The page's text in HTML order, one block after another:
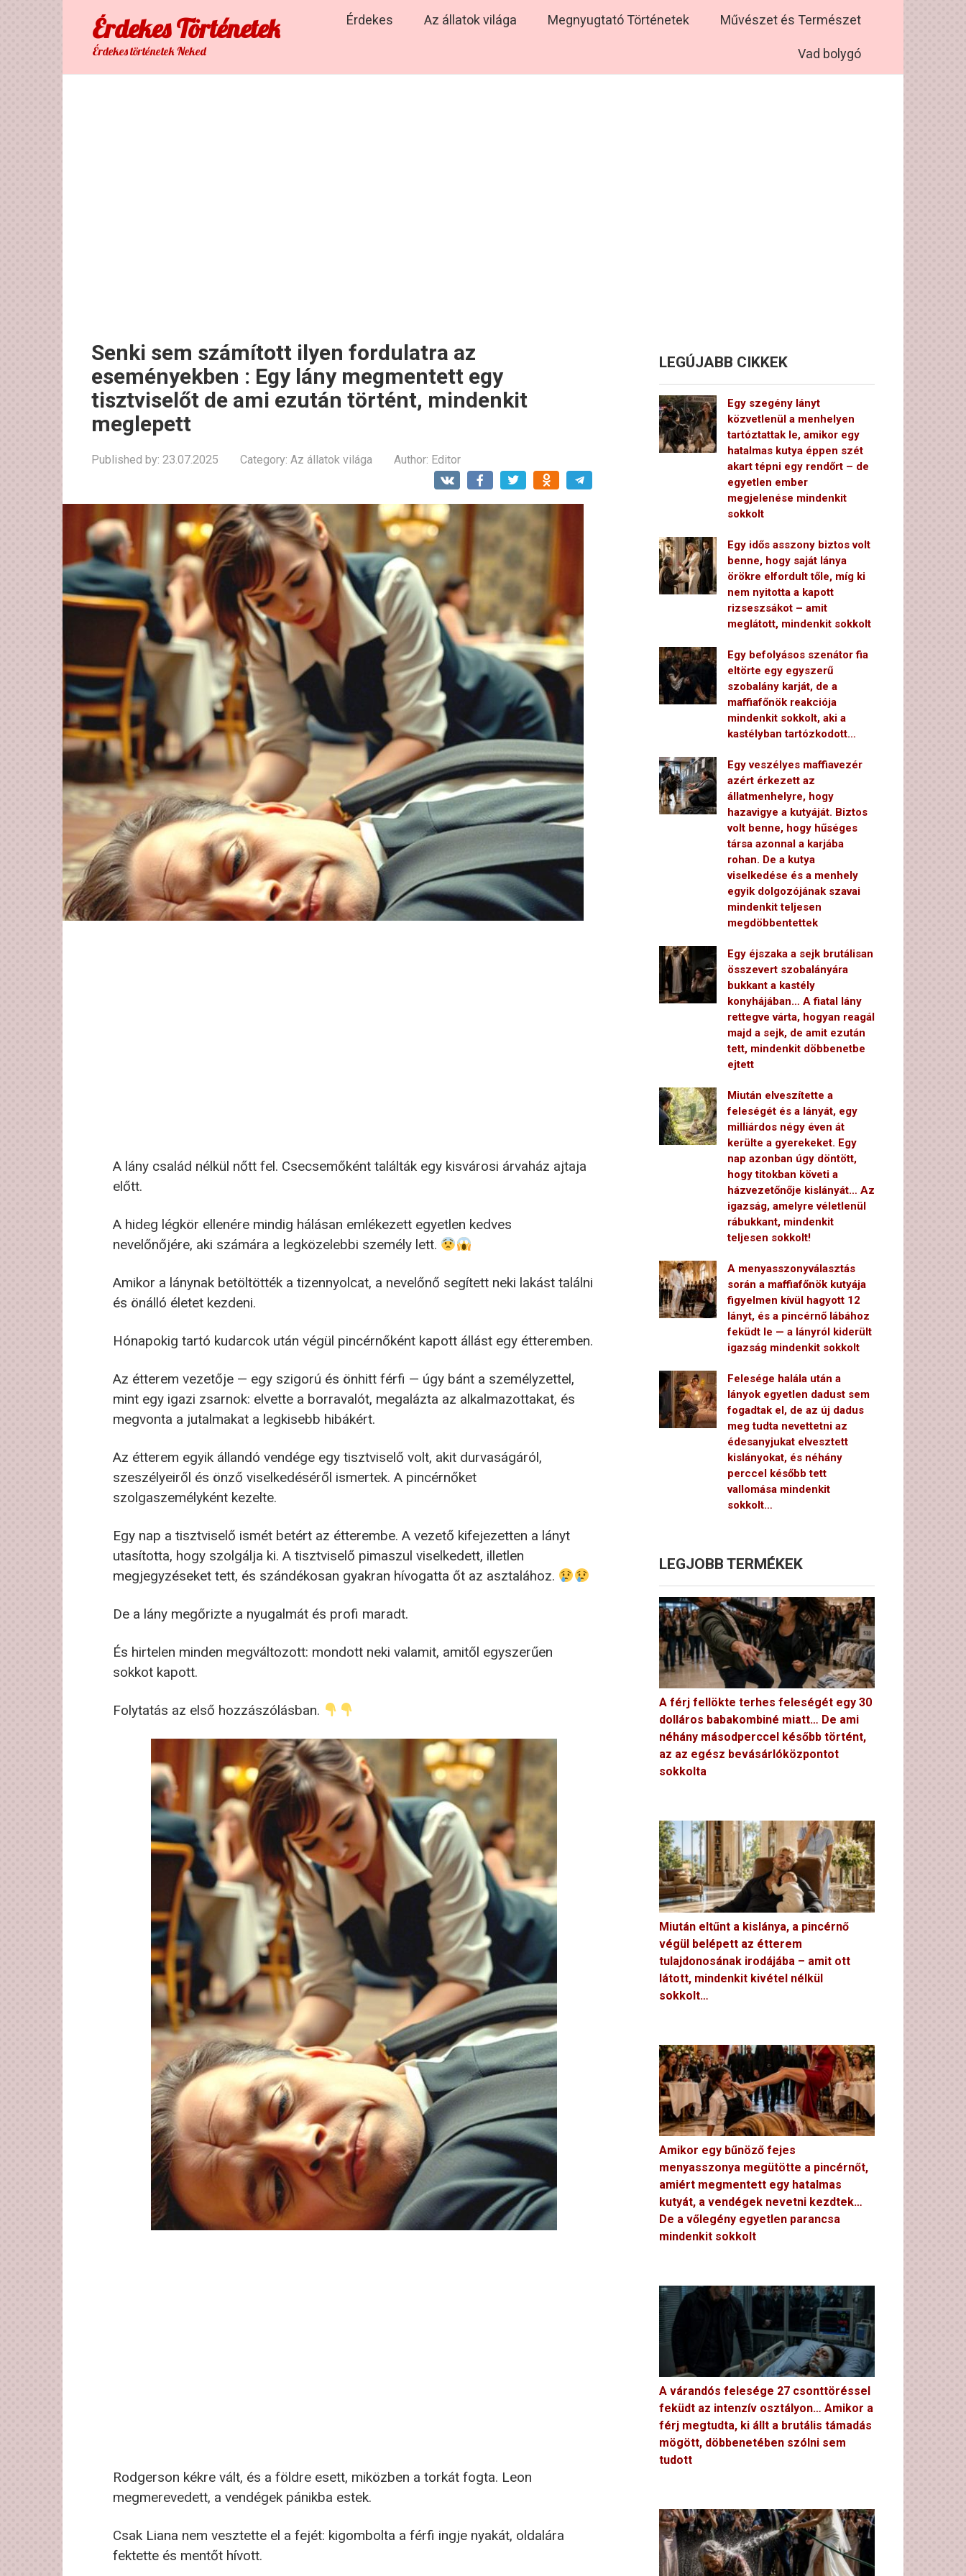
Érdekes Тörténetek
Érdekes történetek Neked
Érdekes Az állatok világa Megnyugtató Történetek Művészet és Természet
Vad bolygó
Senki sem számított ilyen fordulatra az
eseményekben : Egy lány megmentett egy
tisztviselőt de ami ezután történt, mindenkit
meglepett
Published by: 23.07.2025 Category: Az állatok világa Author: Editor
A lány család nélkül nőtt fel. Csecsemőként találták egy kisvárosi árvaház ajtaja
előtt.
A hideg légkör ellenére mindig hálásan emlékezett egyetlen kedves
nevelőnőjére, aki számára a legközelebbi személy lett.
Amikor a lánynak betöltötték a tizennyolcat, a nevelőnő segített neki lakást találni
és önálló életet kezdeni.
Hónapokig tartó kudarcok után végül pincérnőként kapott állást egy étteremben.
Az étterem vezetője — egy szigorú és önhitt férfi — úgy bánt a személyzettel,
mint egy igazi zsarnok: elvette a borravalót, megalázta az alkalmazottakat, és
megvonta a jutalmakat a legkisebb hibákért.
Az étterem egyik állandó vendége egy tisztviselő volt, akit durvaságáról,
szeszélyeiről és önző viselkedéséről ismertek. A pincérnőket
szolgaszemélyként kezelte.
Egy nap a tisztviselő ismét betért az étterembe. A vezető kifejezetten a lányt
utasította, hogy szolgálja ki. A tisztviselő pimaszul viselkedett, illetlen
megjegyzéseket tett, és szándékosan gyakran hívogatta őt az asztalához.
De a lány megőrizte a nyugalmát és profi maradt.
És hirtelen minden megváltozott: mondott neki valamit, amitől egyszerűen
sokkot kapott.
Folytatás az első hozzászólásban.
Rodgerson kékre vált, és a földre esett, miközben a torkát fogta. Leon
megmerevedett, a vendégek pánikba estek.
Csak Liana nem vesztette el a fejét: kigombolta a férfi ingje nyakát, oldalára
fektette és mentőt hívott.
LEGÚJABB CIKKEK
Egy szegény lányt
közvetlenül a menhelyen
tartóztattak le, amikor egy
hatalmas kutya éppen szét
akart tépni egy rendőrt – de
egyetlen ember
megjelenése mindenkit
sokkolt
Egy idős asszony biztos volt
benne, hogy saját lánya
örökre elfordult tőle, míg ki
nem nyitotta a kapott
rizseszsákot – amit
meglátott, mindenkit sokkolt
Egy befolyásos szenátor fia
eltörte egy egyszerű
szobalány karját, de a
maffiafőnök reakciója
mindenkit sokkolt, aki a
kastélyban tartózkodott…
Egy veszélyes maffiavezér
azért érkezett az
állatmenhelyre, hogy
hazavigye a kutyáját. Biztos
volt benne, hogy hűséges
társa azonnal a karjába
rohan. De a kutya
viselkedése és a menhely
egyik dolgozójának szavai
mindenkit teljesen
megdöbbentettek
Egy éjszaka a sejk brutálisan
összevert szobalányára
bukkant a kastély
konyhájában… A fiatal lány
rettegve várta, hogyan reagál
majd a sejk, de amit ezután
tett, mindenkit döbbenetbe
ejtett
Miután elveszítette a
feleségét és a lányát, egy
milliárdos négy éven át
kerülte a gyerekeket. Egy
nap azonban úgy döntött,
hogy titokban követi a
házvezetőnője kislányát… Az
igazság, amelyre véletlenül
rábukkant, mindenkit
teljesen sokkolt!
A menyasszonyválasztás
során a maffiafőnök kutyája
figyelmen kívül hagyott 12
lányt, és a pincérnő lábához
feküdt le — a lányról kiderült
igazság mindenkit sokkolt
Felesége halála után a
lányok egyetlen dadust sem
fogadtak el, de az új dadus
meg tudta nevettetni az
édesanyjukat elvesztett
kislányokat, és néhány
perccel később tett
vallomása mindenkit
sokkolt…
LEGJOBB TERMÉKEK
A férj fellökte terhes feleségét egy 30
dolláros babakombiné miatt… De ami
néhány másodperccel később történt,
az az egész bevásárlóközpontot
sokkolta
Miután eltűnt a kislánya, a pincérnő
végül belépett az étterem
tulajdonosának irodájába – amit ott
látott, mindenkit kivétel nélkül
sokkolt…
Amikor egy bűnöző fejes
menyasszonya megütötte a pincérnőt,
amiért megmentett egy hatalmas
kutyát, a vendégek nevetni kezdtek…
De a vőlegény egyetlen parancsa
mindenkit sokkolt
A várandós felesége 27 csonttöréssel
feküdt az intenzív osztályon… Amikor a
férj megtudta, ki állt a brutális támadás
mögött, döbbenetében szólni sem
tudott